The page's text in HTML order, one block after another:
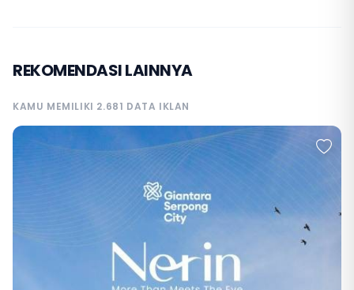
REKOMENDASI LAINNYA
KAMU MEMILIKI 2.681 DATA IKLAN